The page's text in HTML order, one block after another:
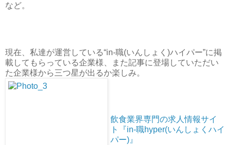
など。
現在、私達が運営している“in-職(いんしょく)ハイパー”に掲
載してもらっている企業様、また記事に登場していただい
た企業様から三つ星が出るか楽しみ。
飲食業界専門の求人情報サイ
ト『in-職hyper(いんしょくハイ
パー)』